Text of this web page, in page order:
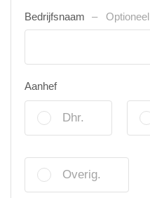
Bedrijfsnaam Optioneel
Aanhef
Dhr.
Overig.